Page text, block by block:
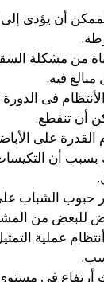
أن يؤدى
من مشكلة
فيه.
فى
أن تنقطع.
القدرة على
بسبب أن
حبوب الشباب
للبعض من
عملية
أرتفاع فى